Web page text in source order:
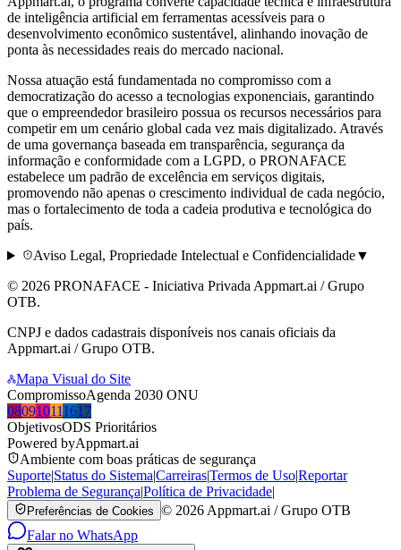
de inteligência artificial em ferramentas acessíveis para o
desenvolvimento econômico sustentável, alinhando inovação de
ponta às necessidades reais do mercado nacional.
Nossa atuaçāo está fundamentada no compromisso com a
democratização do acesso a tecnologias exponenciais, garantindo
que o empreendedor brasileiro possua os recursos necessários para
competir em um cenário global cada vez mais digitalizado. Através
de uma governança baseada em transparência, segurança da
informação e conformidade com a LGPD, o PRONAFACE
estabelece um padrão de excelência em serviços digitais,
promovendo não apenas o crescimento individual de cada negócio,
mas o fortalecimento de toda a cadeia produtiva e tecnológica do
país.
Aviso Legal, Propriedade Intelectual e Confidencialidade▼
© 2026 PRONAFACE - Iniciativa Privada Appmart.ai / Grupo
OTB.
CNPJ e dados cadastrais disponíveis nos canais oficiais da
Appmart.ai / Grupo OTB.
Mapa Visual do Site
CompromissoAgenda 2030 ONU
080910111617
ObjetivosODS Prioritários
Powered byAppmart.ai
Ambiente com boas práticas de segurança
Suporte|Status do Sistema|Carreiras|Termos de Uso|Reportar
Problema de Segurança|Política de Privacidade|
Preferências de Cookies © 2026 Appmart.ai / Grupo OTB
Falar no WhatsApp